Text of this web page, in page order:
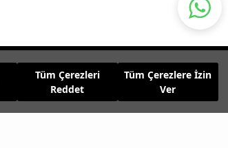
Tüm Çerezleri
Reddet
Tüm Çerezlere İzin
Ver